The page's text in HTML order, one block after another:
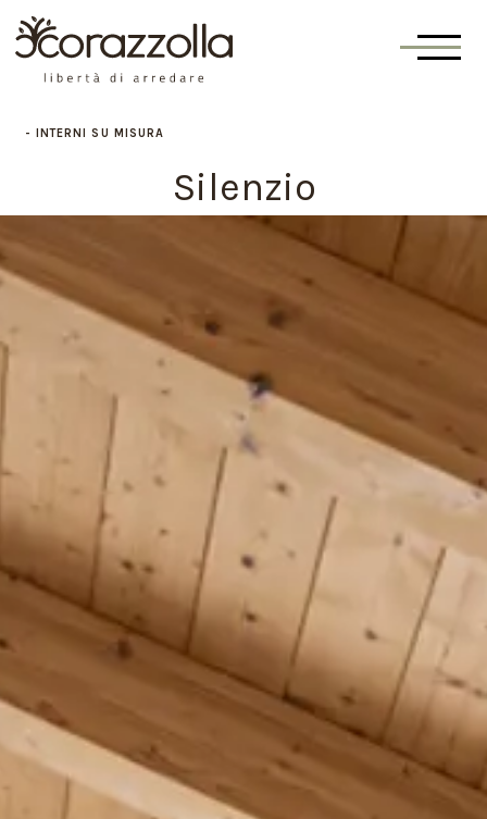
INTERNI SU MISURA
Silenzio